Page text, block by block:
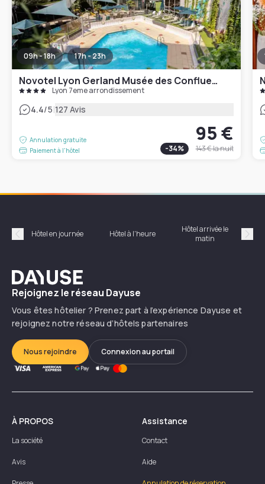
09h - 18h 17h - 23h
Novotel Lyon Gerland Musée des Confluences
Lyon 7eme arrondissement
4.4/5|127 Avis
Annulation gratuite
Paiement à l'hôtel
95 €
-34% 143 €la nuit
Précédent
Hôtel en journée Hôtel à l'heure
Hôtel arrivée le
matin
Dayuse
Rejoignez le réseau Dayuse
Vous êtes hôtelier ? Prenez part à l’expérience Dayuse et
rejoignez notre réseau d’hôtels partenaires
Nous rejoindre Connexion au portail
À PROPOS
La société
Avis
Assistance
Contact
Aide